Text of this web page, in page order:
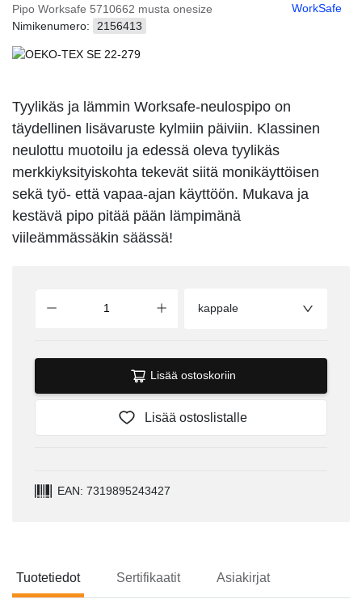
Pipo Worksafe 5710662 musta onesize
Nimikenumero:
2156413
Tyylikäs ja lämmin Worksafe-neulospipo on
täydellinen lisävaruste kylmiin päiviin. Klassinen
neulottu muotoilu ja edessä oleva tyylikäs
merkkiyksityiskohta tekevät siitä monikäyttöisen
sekä työ- että vapaa-ajan käyttöön. Mukava ja
kestävä pipo pitää pään lämpimänä
viileämmässäkin säässä!
kappale
Lisää ostoskoriin
Lisää ostoslistalle
EAN: 7319895243427
Tuotetiedot Sertifikaatit Asiakirjat